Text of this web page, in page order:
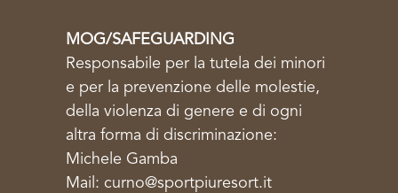
MOG/SAFEGUARDING
Responsabile per la tutela dei minori
e per la prevenzione delle molestie,
della violenza di genere e di ogni
altra forma di discriminazione:
Michele Gamba
Mail: curno@sportpiuresort.it